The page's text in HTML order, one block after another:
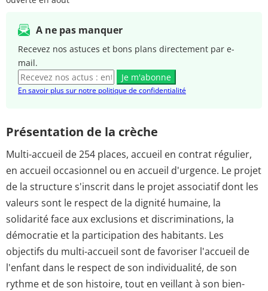
A ne pas manquer
Recevez nos astuces et bons plans directement par e-
mail.
Je m'abonne
En savoir plus sur notre politique de confidentialité
Présentation de la crèche
Multi-accueil de 254 places, accueil en contrat régulier,
en accueil occasionnel ou en accueil d'urgence. Le projet
de la structure s'inscrit dans le projet associatif dont les
valeurs sont le respect de la dignité humaine, la
solidarité face aux exclusions et discriminations, la
démocratie et la participation des habitants. Les
objectifs du multi-accueil sont de favoriser l'accueil de
l'enfant dans le respect de son individualité, de son
rythme et de son histoire, tout en veillant à son bien-